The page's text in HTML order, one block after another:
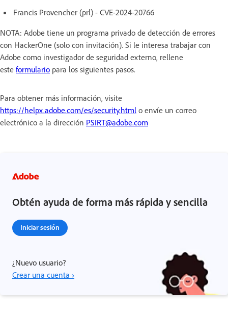
Francis Provencher (prl) - CVE-2024-20766
NOTA: Adobe tiene un programa privado de detección de errores
con HackerOne (solo con invitación). Si le interesa trabajar con
Adobe como investigador de seguridad externo, rellene
este formulario para los siguientes pasos.
Para obtener más información, visite
https://helpx.adobe.com/es/security.html o envíe un correo
electrónico a la dirección PSIRT@adobe.com
Obtén ayuda de forma más rápida y sencilla
Iniciar sesión
¿Nuevo usuario?
Crear una cuenta ›